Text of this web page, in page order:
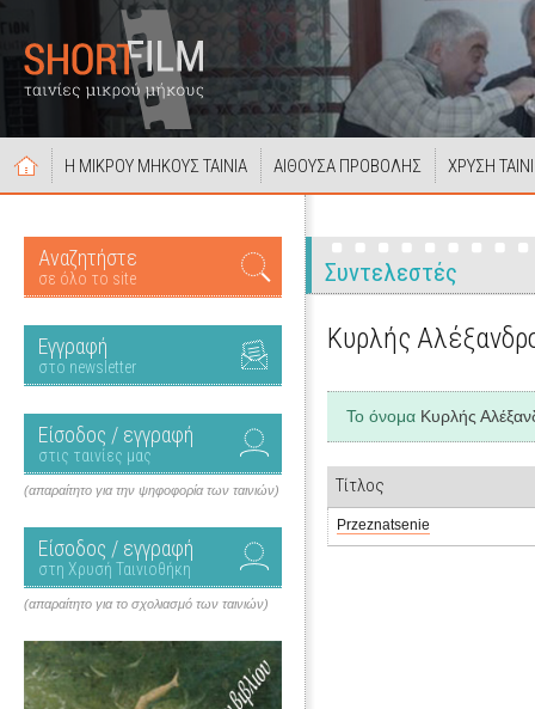
Η ΜΙΚΡΟΥ ΜΗΚΟΥΣ ΤΑΙΝΙΑ ΑΙΘΟΥΣΑ ΠΡΟΒΟΛΗΣ ΧΡΥΣΗ
Αναζητήστε
σε όλο το site
Εγγραφή
στο newsletter
Είσοδος / εγγραφή
στις ταινίες μας
(απαραίτητο για την ψηφοφορία των ταινιών)
Είσοδος / εγγραφή
στη Χρυσή Ταινιοθήκη
(απαραίτητο για το σχολιασμό των ταινιών)
Συντελεστές
Κυρλής
Το όνομα Κυρλής
Τίτλος
Przeznatsenie